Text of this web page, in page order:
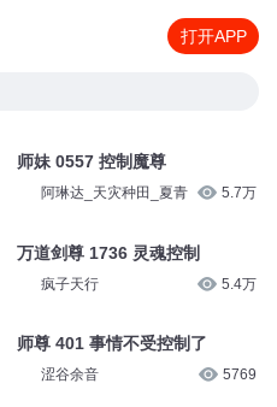
打开APP
师妹 0557 控制魔尊
阿琳达_天灾种田_夏青 5.7万
万道剑尊 1736 灵魂控制
疯子天行 5.4万
师尊 401 事情不受控制了
涩谷余音 5769